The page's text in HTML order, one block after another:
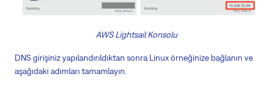
AWS Lightsail Konsolu
DNS girişiniz yapılandırıldıktan sonra Linux örneğinize bağlanın ve
aşağıdaki adımları tamamlayın.